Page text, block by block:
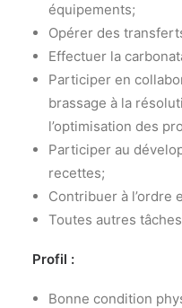
équipements;
Opérer des
Effectuer la
Participer en
brassage à la
l’optimisation des
Participer au
recettes;
Contribuer à l’ordre
Toutes autres
Profil :
Bonne condition